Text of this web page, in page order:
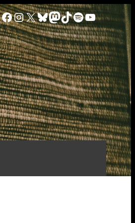
Facebook
Instagram
X Bluesky
Mastodon
TikTok
Spotify
YouTube